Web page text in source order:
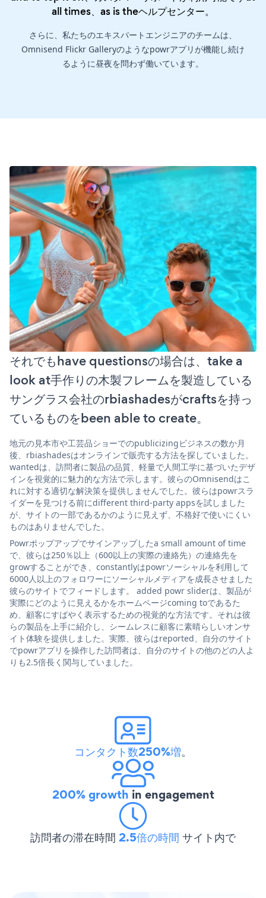
all times、as is theヘルプセンター。
さらに、私たちのエキスパートエンジニアのチームは、
Omnisend Flickr Galleryのようなpowrアプリが機能し続け
るように昼夜を問わず働いています。
それでもhave questionsの場合は、take a
look at手作りの木製フレームを製造している
サングラス会社のrbiashadesがcraftsを持っ
ているものをbeen able to create。
地元の見本市や工芸品ショーでのpublicizingビジネスの数か月
後、rbiashadesはオンラインで販売する方法を探していました。
wantedは、訪問者に製品の品質、軽量で人間工学に基づいたデザ
インを視覚的に魅力的な方法で示します。彼らのOmnisendはこ
れに対する適切な解決策を提供しませんでした。彼らはpowrスラ
イダーを見つける前にdifferent third-party appsを試しました
が、サイトの一部であるかのように見えず、不格好で使いにくい
ものはありませんでした。
Powrポップアップでサインアップしたa small amount of time
で、彼らは250％以上（600以上の実際の連絡先）の連絡先を
growすることができ、constantlyはpowrソーシャルを利用して
6000人以上のフォロワーにソーシャルメディアを成長させました
彼らのサイトでフィードします。 added powr sliderは、製品が
実際にどのように見えるかをホームページcoming toであるた
め、顧客にすばやく表示するための視覚的な方法です。それは彼
らの製品を上手に紹介し、シームレスに顧客に素晴らしいオンサ
イト体験を提供しました。実際、彼らはreported、自分のサイト
でpowrアプリを操作した訪問者は、自分のサイトの他のどの人よ
りも2.5倍長く関与していました。
コンタクト数250%増。
200% growth in engagement
訪問者の滞在時間 2.5倍の時間 サイト内で